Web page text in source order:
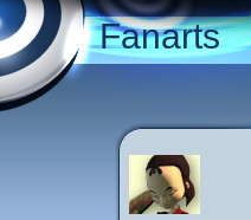
Fanarts